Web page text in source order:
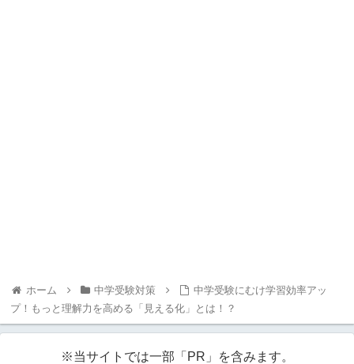
ホーム 中学受験対策
中学受験にむけ学習効率アッ
プ！もっと理解力を高める「見える化」とは！？
※当サイトでは一部「PR」を含みます。